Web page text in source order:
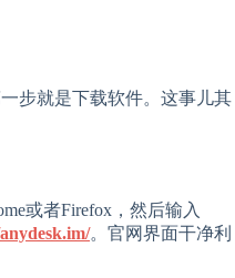
步就是下载软件。这事儿其
或者Firefox，然后输入
。官网界面干净利